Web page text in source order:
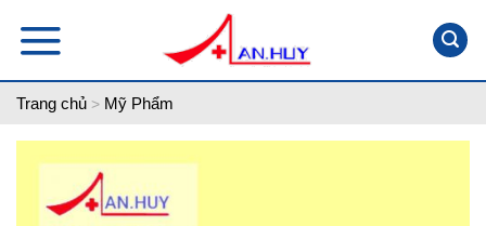
Trang chủ > Mỹ Phẩm